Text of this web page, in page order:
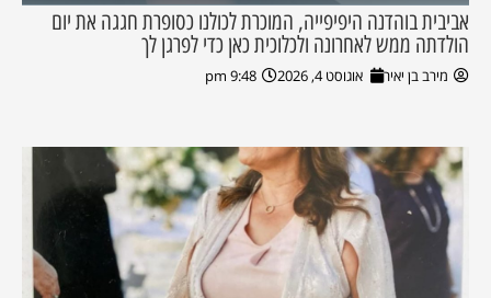
אביבית בוהדנה היפיפייה, המוכרת לכולנו כסופרת חגגה את יום
הולדתה ממש לאחרונה ולכלוכית כאן כדי לפרגן לך
מירב בן יאיר אוגוסט 4, 2026 9:48 pm